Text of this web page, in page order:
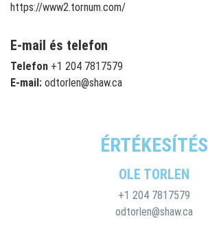
https://www2.tornum.com/
E-mail és telefon
Telefon +1 204 7817579
E-mail: odtorlen@shaw.ca
ÉRTÉKESÍTÉS
OLE TORLEN
+1 204 7817579
odtorlen@shaw.ca